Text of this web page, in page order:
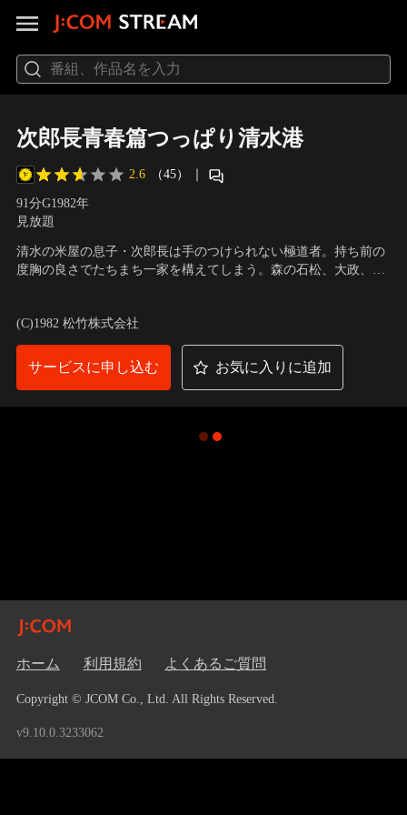
次郎長青春篇つっぱり清水港
2.6 （45） ｜
91分G1982年
見放題
清水の米屋の息子・次郎長は手のつけられない極道者。持ち前の
度胸の良さでたちまち一家を構えてしまう。森の石松、大政、小
(C)1982 松竹株式会社
サービスに申し込む お気に入りに追加
ホーム 利用規約 よくあるご質問
Copyright © JCOM Co., Ltd. All Rights Reserved.
v9.10.0.3233062